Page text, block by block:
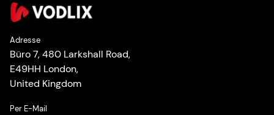
Adresse
Büro 7, 480 Larkshall Road,
E49HH London,
United Kingdom
Per E-Mail